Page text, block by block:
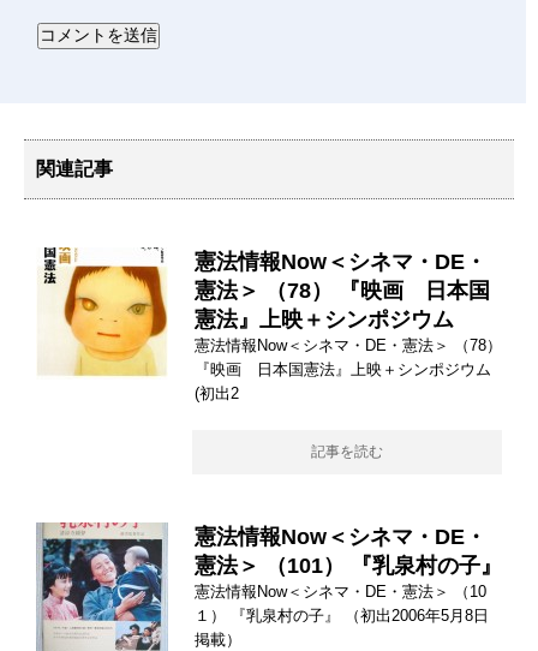
関連記事
憲法情報Now＜シネマ・DE・
憲法＞ （78） 『映画 日本国
憲法』上映＋シンポジウム
憲法情報Now＜シネマ・DE・憲法＞ （78）
『映画 日本国憲法』上映＋シンポジウム
(初出2
記事を読む
憲法情報Now＜シネマ・DE・
憲法＞ （101） 『乳泉村の子』
憲法情報Now＜シネマ・DE・憲法＞ （10
１） 『乳泉村の子』 （初出2006年5月8日
掲載）